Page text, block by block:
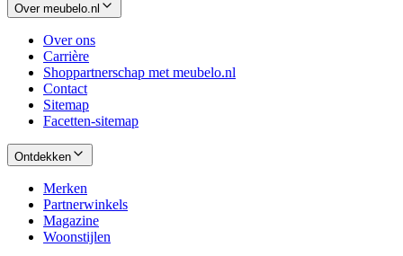
Over meubelo.nl
Over ons
Carrière
Shoppartnerschap met meubelo.nl
Contact
Sitemap
Facetten-sitemap
Ontdekken
Merken
Partnerwinkels
Magazine
Woonstijlen